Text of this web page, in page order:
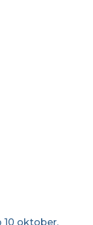
10 oktober,